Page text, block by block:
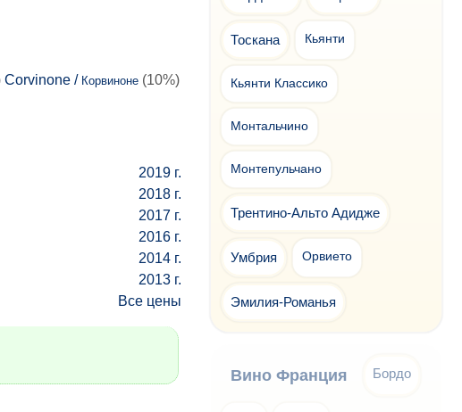
Corvinone / Корвиноне(10%)
2019 г.
2018 г.
2017 г.
2016 г.
2014 г.
2013 г.
Все цены
Тоскана Кьянти
Кьянти Классико
Монтальчино
Монтепульчано
Трентино-Альто Адидже
Умбрия Орвието
Эмилия-Романья
Вино Франция Бордо